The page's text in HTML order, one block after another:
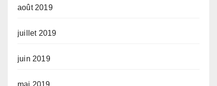
août 2019
juillet 2019
juin 2019